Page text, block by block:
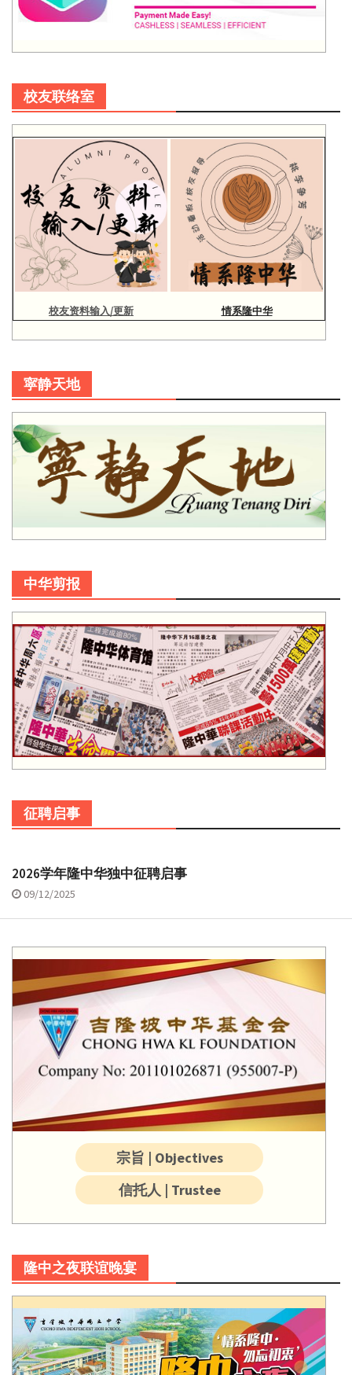
校友联络室
校友资料输入/更新 情系隆中华
寜静天地
中华剪报
征聘启事
2026学年隆中华独中征聘启事
09/12/2025
宗旨 | Objectives
信托人 | Trustee
隆中之夜联谊晚宴